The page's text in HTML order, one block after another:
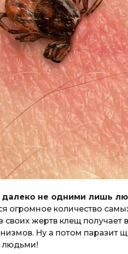
далеко не одними лишь
огромное количество
своих жертв клещ получает
Ну а потом паразит
людьми!